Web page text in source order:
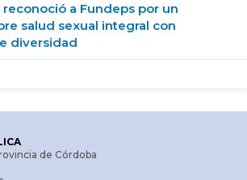
reconoció a Fundeps por un
salud sexual integral con
diversidad
de Córdoba